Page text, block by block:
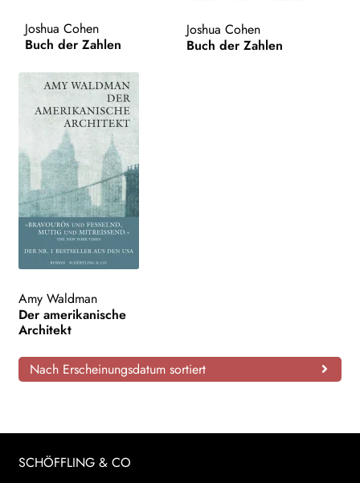
AKTUELLES
WEITERE VERLAGE
Search:
Joshua Cohen
Buch der Zahlen
Joshua Cohen
Buch der Zahlen
Amy Waldman
Der amerikanische
Architekt
Nach Erscheinungsdatum sortiert
SCHÖFFLING & CO